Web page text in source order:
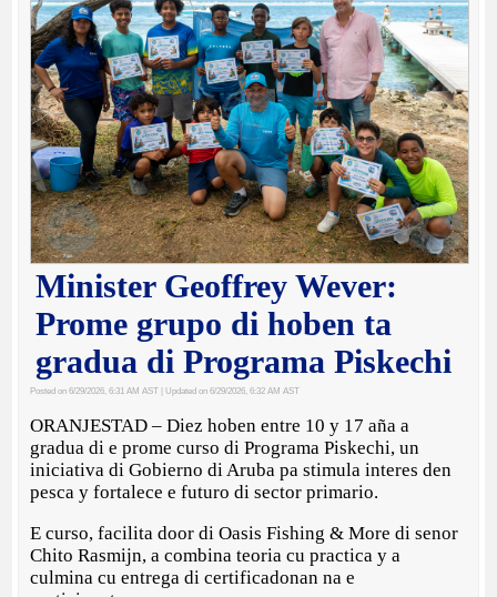
Minister Geoffrey Wever:
Prome grupo di hoben ta
gradua di Programa Piskechi
Posted on 6/29/2026, 6:31 AM AST | Updated on 6/29/2026, 6:32 AM AST
ORANJESTAD – Diez hoben entre 10 y 17 aña a
gradua di e prome curso di Programa Piskechi, un
iniciativa di Gobierno di Aruba pa stimula interes den
pesca y fortalece e futuro di sector primario.
E curso, facilita door di Oasis Fishing & More di senor
Chito Rasmijn, a combina teoria cu practica y a
culmina cu entrega di certificadonan na e